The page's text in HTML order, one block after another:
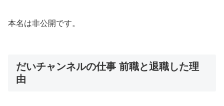
本名は非公開です。
だいチャンネルの仕事 前職と退職した理
由